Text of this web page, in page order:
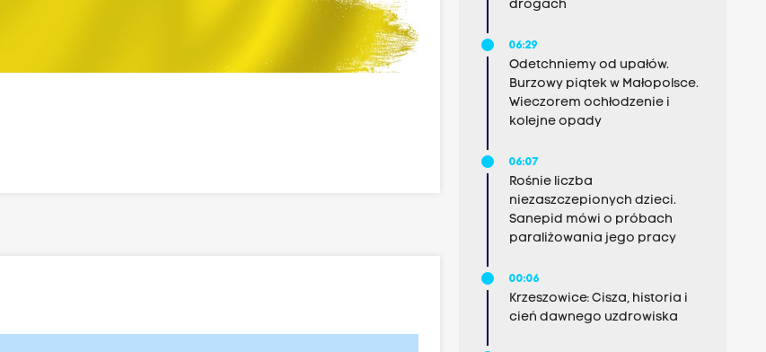
drogach
06:29
Odetchniemy od upałów.
Burzowy piątek w Małopolsce.
Wieczorem ochłodzenie i
kolejne opady
06:07
Rośnie liczba
niezaszczepionych dzieci.
Sanepid mówi o próbach
paraliżowania jego pracy
00:06
Krzeszowice: Cisza, historia i
cień dawnego uzdrowiska